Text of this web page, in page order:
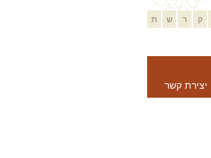
ק ר ש ת
יצירת קשר